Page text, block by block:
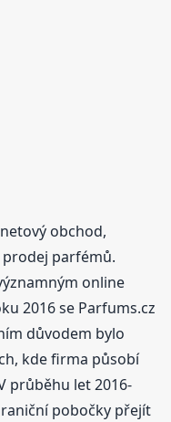
obchod,
parfémů.
online
2016 se Parfums.cz
důvodem bylo
kde firma působí
průběhu let 2016-
pobočky přejít